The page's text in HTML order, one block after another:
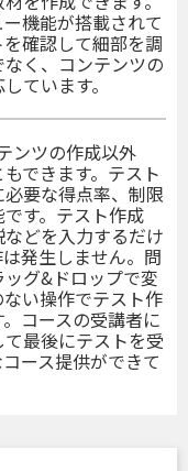
機能が搭載されて
確認して細部を調
く、コンテンツの
ています。
ンツの作成以外
できます。テスト
要な得点率、制限
す。テスト作成
どを入力するだけ
発生しません。問
グ&ドロップで変
い操作でテスト作
コースの受講者に
最後にテストを受
ース提供ができて